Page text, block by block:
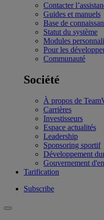
Contacter
Guides et manuels
Base de
Statut du système
Modules
Pour les
Communauté
Société
À propos de
Carrières
Investisseurs
Espace actualités
Leadership
Sponsoring sportif
Développement
Gouvernement
Tarification
Subscribe